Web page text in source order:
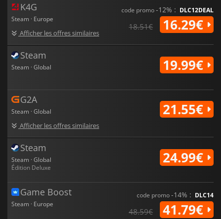
K4G
Steam · Europe
Afficher les offres similaires
code promo-12% : DLC12DEAL
18.51€ 16.29€
Steam
Steam · Global 19.99€
G2A
Steam · Global
Afficher les offres similaires
21.55€
Steam
Steam · Global
Édition Deluxe
24.99€
Game Boost
Steam · Europe
code promo-14% : DLC14
48.59€ 41.79€